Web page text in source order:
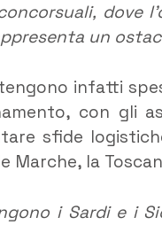
dove
un
infatti
con gli
sfide
Marche, la
i Sardi e i